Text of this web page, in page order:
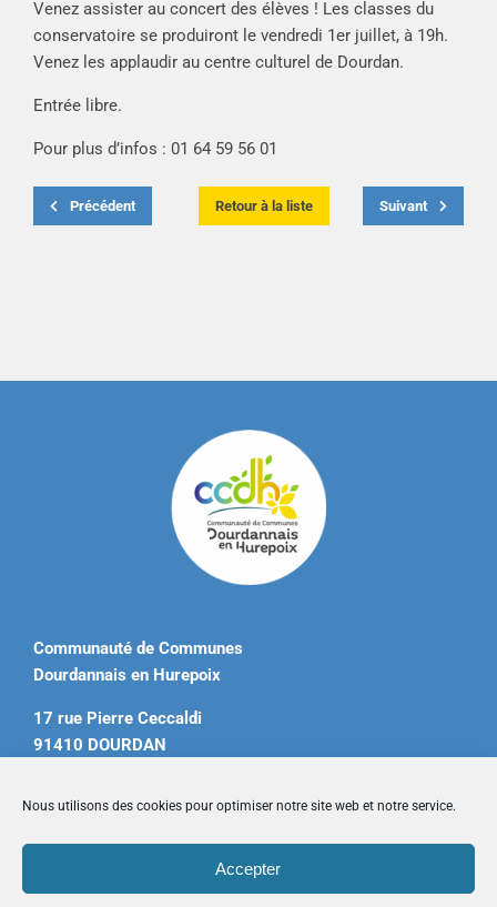
Nous utilisons des cookies pour optimiser notre site web et notre service.
Accepter
Venez assister au concert des élèves ! Les classes du
conservatoire se produiront le vendredi 1er juillet, à 19h.
Venez les applaudir au centre culturel de Dourdan.
Entrée libre.
Pour plus d’infos : 01 64 59 56 01
Précédent Retour à la liste Suivant
Communauté de Communes
Dourdannais en Hurepoix
17 rue Pierre Ceccaldi
91410 DOURDAN
contact@ccdourdannais.com
Accueil|Plan du site|Mentions légales|Contactez-nous